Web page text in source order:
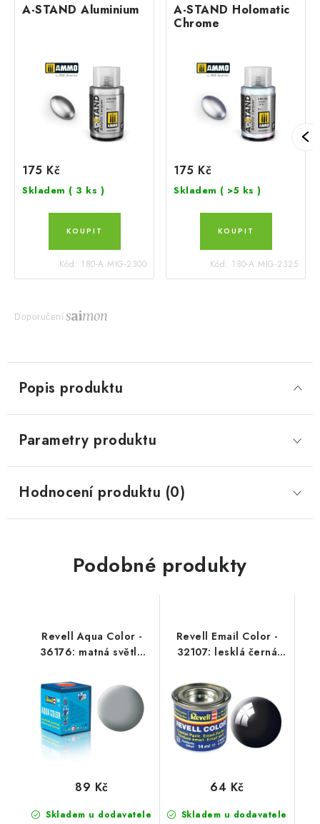
A-STAND Aluminium
175 Kč
Skladem ( 3 ks )
Kód: 180-A.MIG-2300
A-STAND Holomatic
Chrome
175 Kč
Skladem ( >5 ks )
Kód: 180-A.MIG-2325
Doporučení
Popis produktu
Parametry produktu
Hodnocení produktu (0)
Podobné produkty
Revell Aqua Color -
36176: matná světle
USAF)
Skladem u dodavatele
89 Kč
Revell Email Color -
32107: lesklá černá
Skladem u dodavatele
64 Kč